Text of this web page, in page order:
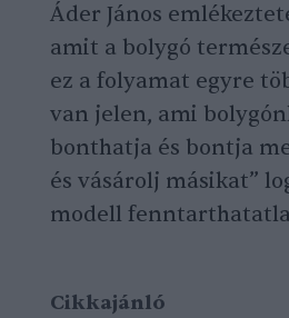
Áder János
amit a bolygó
ez a folyamat egyre
van jelen, ami
bonthatja és bontja
és vásárolj másikat”
modell
Cikkajánló